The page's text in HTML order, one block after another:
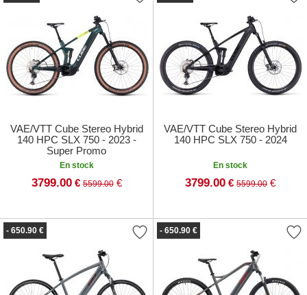
VAE/VTT Cube Stereo Hybrid
140 HPC SLX 750 - 2023 -
Super Promo
En stock
3799.00 € 5599.00€
VAE/VTT Cube Stereo Hybrid
140 HPC SLX 750 - 2024
En stock
3799.00 € 5599.00 €
- 650.90 € - 650.90 €